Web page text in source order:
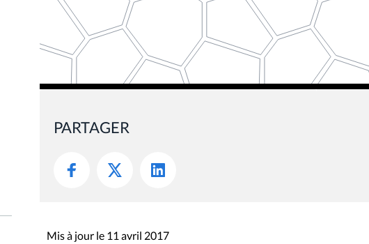
PARTAGER
Mis à jour le 11 avril 2017